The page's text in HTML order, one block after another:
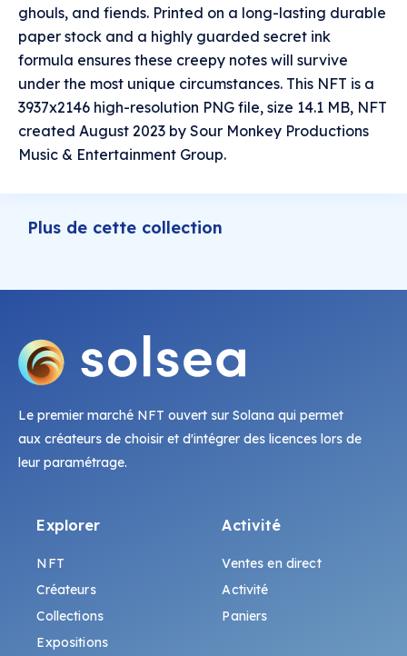
ghouls, and fiends. Printed on a long-lasting durable
paper stock and a highly guarded secret ink
formula ensures these creepy notes will survive
under the most unique circumstances. This NFT is a
3937x2146 high-resolution PNG file, size 14.1 MB, NFT
created August 2023 by Sour Monkey Productions
Music & Entertainment Group.
Plus de cette collection
Le premier marché NFT ouvert sur Solana qui permet
aux créateurs de choisir et d'intégrer des licences lors de
leur paramétrage.
Explorer
NFT
Créateurs
Collections
Expositions
Activité
Ventes en direct
Activité
Paniers